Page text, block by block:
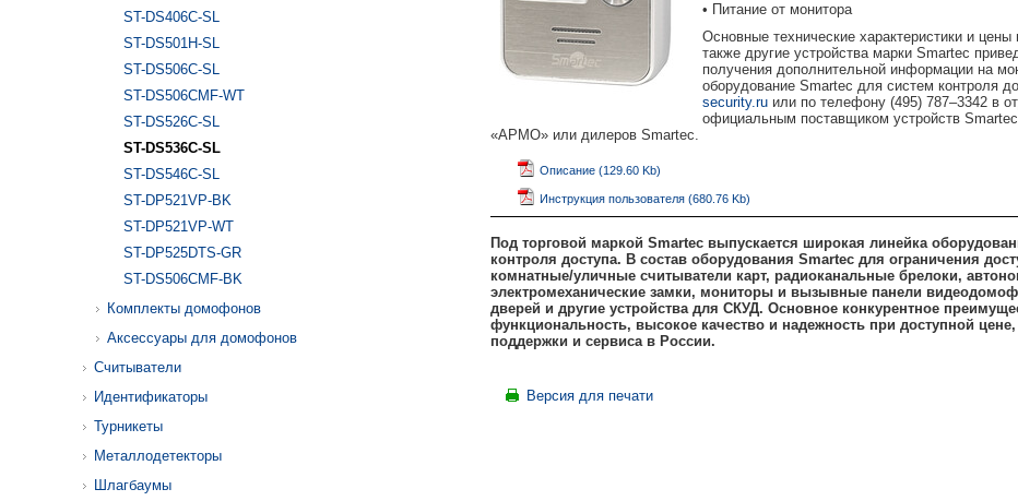
ST-DS406C-SL
ST-DS501H-SL
ST-DS506C-SL
ST-DS506CMF-WT
ST-DS526C-SL
ST-DS536C-SL
ST-DS546C-SL
ST-DP521VP-BK
ST-DP521VP-WT
ST-DP525DTS-GR
ST-DS506CMF-BK
Комплекты домофонов
Аксессуары для домофонов
Считыватели
Идентификаторы
Турникеты
Металлодетекторы
Шлагбаумы
• Питание от монитора
Основные технические характеристики и
также другие устройства марки Smartec
получения дополнительной информации на
оборудование Smartec для систем контроля
security.ru или по телефону (495) 787–3342 в
официальным поставщиком устройств
«АРМО» или дилеров Smartec.
Описание (129.60 Kb)
Инструкция пользователя (680.76 Kb)
Под торговой маркой Smartec выпускается широкая линейка
контроля доступа. В состав оборудования Smartec для ограничения
комнатные/уличные считыватели карт, радиоканальные брелоки,
электромеханические замки, мониторы и вызывные панели
дверей и другие устройства для СКУД. Основное конкурентное
функциональность, высокое качество и надежность при доступной
поддержки и сервиса в России.
Версия для печати